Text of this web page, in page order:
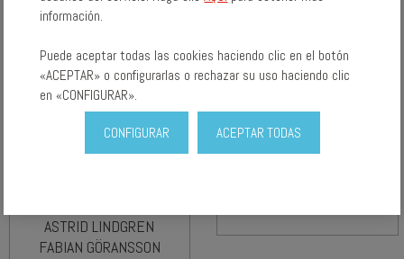
ASTRID LINDGREN
FABIAN GÖRANSSON
información.
Puede aceptar todas las cookies haciendo clic en el botón
«ACEPTAR» o configurarlas o rechazar su uso haciendo clic
en «CONFIGURAR».
CONFIGURAR ACEPTAR TODAS